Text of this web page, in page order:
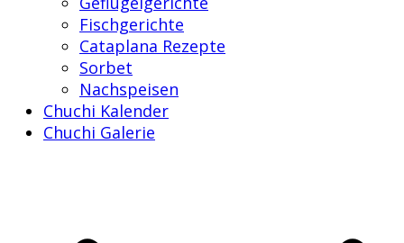
Fischgerichte
Cataplana Rezepte
Sorbet
Nachspeisen
Chuchi Kalender
Chuchi Galerie